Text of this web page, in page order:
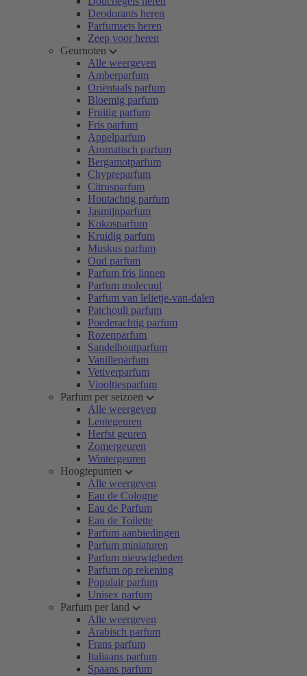
Deodorants heren
Parfumsets heren
Zeep voor heren
Geurnoten
Alle weergeven
Amberparfum
Oriëntaals parfum
Bloemig parfum
Fruitig parfum
Fris parfum
Appelparfum
Aromatisch parfum
Bergamotparfum
Chypreparfum
Citrusparfum
Houtachtig parfum
Jasmijnparfum
Kokosparfum
Kruidig parfum
Muskus parfum
Oud parfum
Parfum fris linnen
Parfum molecuul
Parfum van lelietje-van-dalen
Patchouli parfum
Poederachtig parfum
Rozenparfum
Sandelhoutparfum
Vanilleparfum
Vetiverparfum
Viooltjesparfum
Parfum per seizoen
Alle weergeven
Lentegeuren
Herfst geuren
Zomergeuren
Wintergeuren
Hoogtepunten
Alle weergeven
Eau de Cologne
Eau de Parfum
Eau de Toilette
Parfum aanbiedingen
Parfum miniaturen
Parfum nieuwigheden
Parfum op rekening
Populair parfum
Unisex parfum
Parfum per land
Alle weergeven
Arabisch parfum
Frans parfum
Italiaans parfum
Spaans parfum